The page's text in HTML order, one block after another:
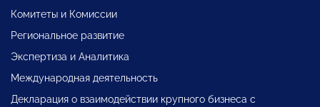
Комитеты и Комиссии
Региональное развитие
Экспертиза и Аналитика
Международная деятельность
Декларация о взаимодействии крупного бизнеса с